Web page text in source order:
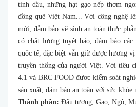
tinh dầu, những hạt gạo nếp thơm
đồng quê Việt Nam... Với công nghệ
mới, đảm bảo vệ sinh an toàn thực
có chất lượng tuyệt hảo, đảm bảo
quốc tế, đặc biệt vẫn giữ được hương
truyền thống của người Việt. Với tiêu
4.1 và BRC FOOD được kiểm soát
sản xuất, đảm bảo an toàn với sức khỏe
Thành phần: Đậu tương, Gạo, Ngô,